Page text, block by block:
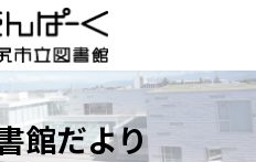
館だより